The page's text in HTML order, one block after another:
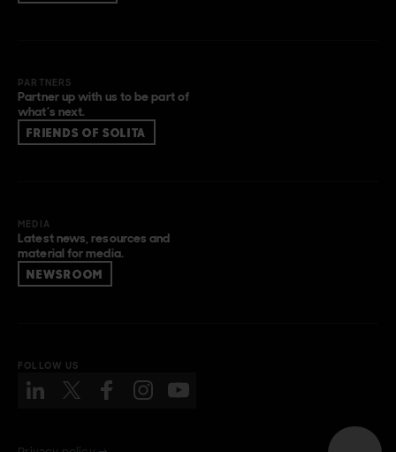
PARTNERS
Partner up with us to be part of
what’s next.
FRIENDS OF SOLITA
MEDIA
Latest news, resources and
material for media.
NEWSROOM
FOLLOW US